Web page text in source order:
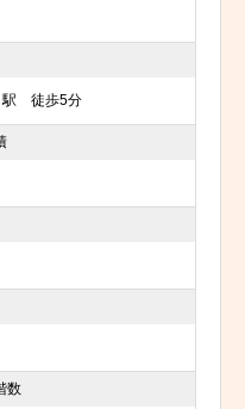
駅 徒歩5分
数